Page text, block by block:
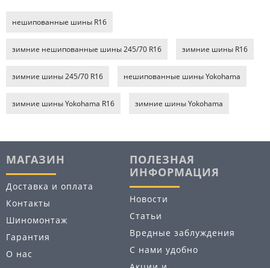
нешипованные шины R16
зимние нешипованные шины 245/70 R16 зимние шины R16
зимние шины 245/70 R16 нешипованные шины Yokohama
зимние шины Yokohama R16 зимние шины Yokohama
МАГАЗИН
Доставка и оплата
Контакты
Шиномонтаж
Гарантия
О нас
ПОЛЕЗНАЯ
ИНФОРМАЦИЯ
Новости
Статьи
Вредные заблуждения
С нами удобно